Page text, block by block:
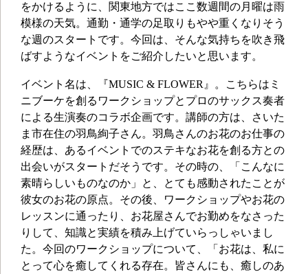
をかけるように、関東地方ではここ数週間の月曜は雨
模様の天気。通勤・通学の足取りもやや重くなりそう
な週のスタートです。今回は、そんな気持ちを吹き飛
ばすようなイベントをご紹介したいと思います。
イベント名は、『MUSIC & FLOWER』。こちらはミ
ニブーケを創るワークショップとプロのサックス奏者
による生演奏のコラボ企画です。講師の方は、さいた
ま市在住の羽鳥絢子さん。羽鳥さんのお花のお仕事の
経歴は、あるイベントでのステキなお花を創る方との
出会いがスタートだそうです。その時の、「こんなに
素晴らしいものなのか」と、とても感動されたことが
彼女のお花の原点。その後、ワークショップやお花の
レッスンに通ったり、お花屋さんでお勤めをなさった
りして、知識と実績を積み上げていらっしゃいまし
た。今回のワークショップについて、「お花は、私に
とって心を癒してくれる存在。皆さんにも、癒しのあ